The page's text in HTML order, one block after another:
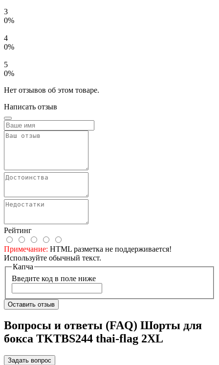
3
0%
4
0%
5
0%
Нет отзывов об этом товаре.
Написать отзыв
Рейтинг
Примечание: HTML разметка не поддерживается!
Используйте обычный текст.
Капча
Введите код в поле ниже
Оставить отзыв
Вопросы и ответы (FAQ) Шорты для
бокса TKTBS244 thai-flag 2XL
Задать вопрос